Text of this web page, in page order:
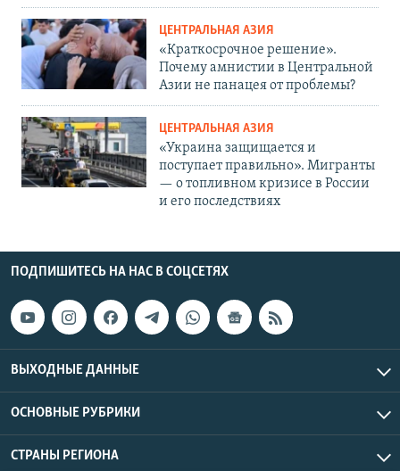
ЦЕНТРАЛЬНАЯ АЗИЯ
«Краткосрочное решение».
Почему амнистии в Центральной
Азии не панацея от проблемы?
ЦЕНТРАЛЬНАЯ АЗИЯ
«Украина защищается и
поступает правильно». Мигранты
— о топливном кризисе в России
и его последствиях
ПОДПИШИТЕСЬ НА НАС В СОЦСЕТЯХ
ВЫХОДНЫЕ ДАННЫЕ
ОСНОВНЫЕ РУБРИКИ
СТРАНЫ РЕГИОНА